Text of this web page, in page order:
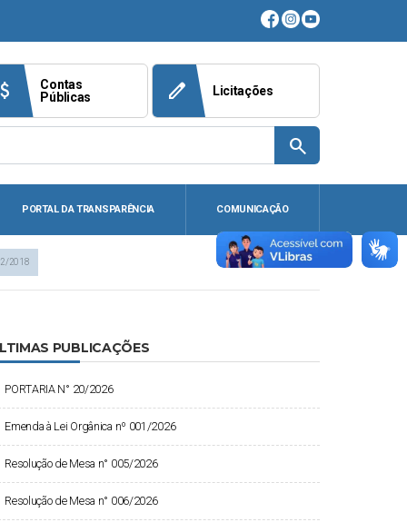
attach_money
Contas
Públicas
edit Licitações
search
PORTAL DA TRANSPARÊNCIA COMUNICAÇÃO
2018
PUBLICAÇÕES
PORTARIA N° 20/2026
Emenda à Lei Orgânica nº 001/2026
Resolução de Mesa n° 005/2026
Resolução de Mesa n° 006/2026